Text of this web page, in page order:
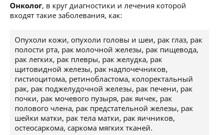
Онколог, в круг диагностики и лечения которой
входят такие заболевания, как:
Опухоли кожи, опухоли головы и шеи, рак глаз, рак
полости рта, рак молочной железы, рак пищевода,
рак легких, рак плевры, рак желудка, рак
щитовидной железы, рак надпочечников,
гистиоцитома, ретинобластома, колоректальный
рак, рак поджелудочной железы, рак печени, рак
почки, рак мочевого пузыря, рак яичек, рак
полового члена, рак предстательной железы, рак
шейки матки, рак тела матки, рак яичников,
остеосаркома, саркома мягких тканей.